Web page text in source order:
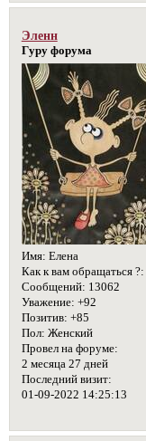
Эленн
Гуру форума
Имя: Елена
Как к вам обращаться ?:
Сообщений: 13062
Уважение: +92
Позитив: +85
Пол: Женский
Провел на форуме:
2 месяца 27 дней
Последний визит:
01-09-2022 14:25:13